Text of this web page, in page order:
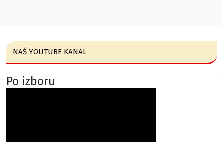
NAŠ YOUTUBE KANAL
Po izboru